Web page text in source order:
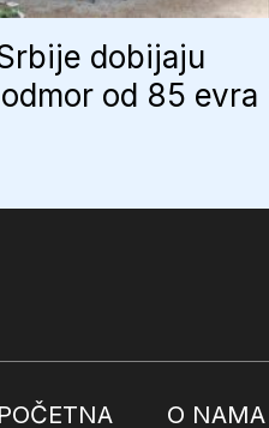
dobijaju
od 85 evra
POČETNA O NAMA